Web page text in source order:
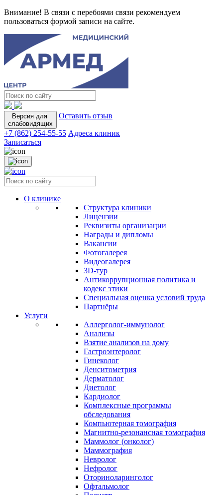
Внимание! В связи с перебоями связи рекомендуем
пользоваться формой записи на сайте.
Версия для
слабовидящих
Оставить отзыв
+7 (862) 254-55-55 Адреса клиник
Записаться
О клинике
Структура клиники
Лицензии
Реквизиты организации
Награды и дипломы
Вакансии
Фотогалерея
Видеогалерея
3D-тур
Антикоррупционная политика и
кодекс этики
Специальная оценка условий труда
Партнёры
Услуги
Аллерголог-иммунолог
Анализы
Взятие анализов на дому
Гастроэнтеролог
Гинеколог
Денситометрия
Дерматолог
Диетолог
Кардиолог
Комплексные программы
обследования
Компьютерная томография
Магнитно-резонансная томография
Маммолог (онколог)
Маммография
Невролог
Нефролог
Оториноларинголог
Офтальмолог